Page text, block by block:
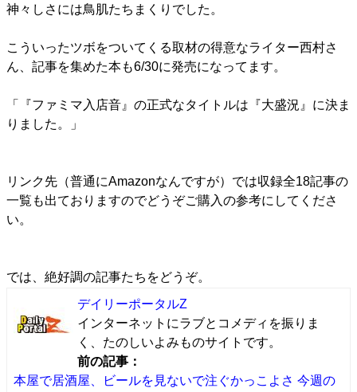
神々しさには鳥肌たちまくりでした。
こういったツボをついてくる取材の得意なライター西村さ
ん、記事を集めた本も6/30に発売になってます。
「『ファミマ入店音』の正式なタイトルは『大盛況』に決ま
りました。」
リンク先（普通にAmazonなんですが）では収録全18記事の
一覧も出ておりますのでどうぞご購入の参考にしてくださ
い。
では、絶好調の記事たちをどうぞ。
デイリーポータルZ
インターネットにラブとコメディを振りま
く、たのしいよみものサイトです。
前の記事：
本屋で居酒屋、ビールを見ないで注ぐかっこよさ 今週の